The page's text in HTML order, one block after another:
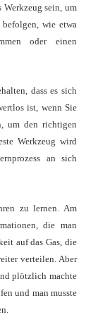
sein, um
wie etwa
oder einen
dass es sich
ist, wenn Sie
um den richtigen
Werkzeug wird
an sich
zu lernen. Am
die man
auf das Gas, die
verteilen. Aber
plötzlich machte
und man musste